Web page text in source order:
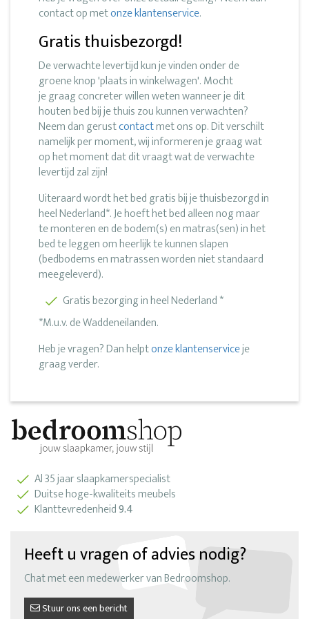
contact op metonze klantenservice.
Gratis thuisbezorgd!
De verwachte levertijd kun je vinden onder de
groene knop 'plaats in winkelwagen'. Mocht
je graag concreter willen weten wanneer je dit
houten bed bij je thuis zou kunnen verwachten?
Neem dan gerustcontactmet ons op. Dit verschilt
namelijk per moment, wij informeren je graag wat
op het moment dat dit vraagt wat de verwachte
levertijd zal zijn!
Uiteraard wordt het bed gratis bij je thuisbezorgd in
heel Nederland*. Je hoeft het bed alleen nog maar
te monteren en de bodem(s) en matras(sen) in het
bed te leggen om heerlijk te kunnen slapen
(bedbodems en matrassen worden niet standaard
meegeleverd).
Gratis bezorging in heel Nederland *
*M.u.v. de Waddeneilanden.
Heb je vragen? Dan helptonze klantenserviceje
graag verder.
Al 35 jaar slaapkamerspecialist
Duitse hoge-kwaliteits meubels
Klanttevredenheid9.4
Heeft u vragen of advies nodig?
Chat met een medewerker van Bedroomshop.
Stuur ons een bericht